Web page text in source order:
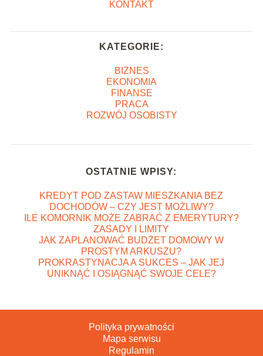
KONTAKT
KATEGORIE:
BIZNES
EKONOMIA
FINANSE
PRACA
ROZWÓJ OSOBISTY
OSTATNIE WPISY:
KREDYT POD ZASTAW MIESZKANIA BEZ
DOCHODÓW – CZY JEST MOŻLIWY?
ILE KOMORNIK MOŻE ZABRAĆ Z EMERYTURY?
ZASADY I LIMITY
JAK ZAPLANOWAĆ BUDŻET DOMOWY W
PROSTYM ARKUSZU?
PROKRASTYNACJA A SUKCES – JAK JEJ
UNIKNĄĆ I OSIĄGNĄĆ SWOJE CELE?
Polityka prywatności
Mapa serwisu
Regulamin